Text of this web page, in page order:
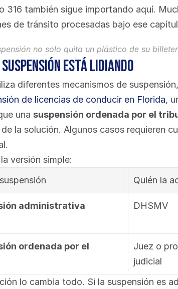
316 también sigue importando aquí.
de tránsito procesadas bajo ese
no solo quita un plástico de su
suspensión está lidiando
diferentes mecanismos de
de licencias de conducir en Florida,
una suspensión ordenada por el
la solución. Algunos casos requieren
versión simple:
Quién la
administrativa DHSMV
ordenada por el
Juez o
judicial
lo cambia todo. Si la suspensión es